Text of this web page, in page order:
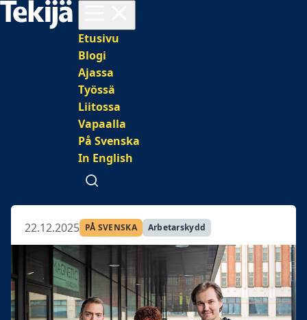
Päävalikko
Etusivu
Blogi
Ajassa
Työssä
Liitossa
Vapaalla
På Svenska
In English
Avaa haku
22.12.2025 PÅ SVENSKA Arbetarskydd